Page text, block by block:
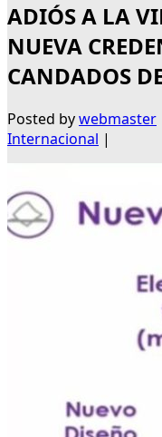
ADIÓS A LA
NUEVA
CANDADOS
Posted bywebmaster
Internacional |